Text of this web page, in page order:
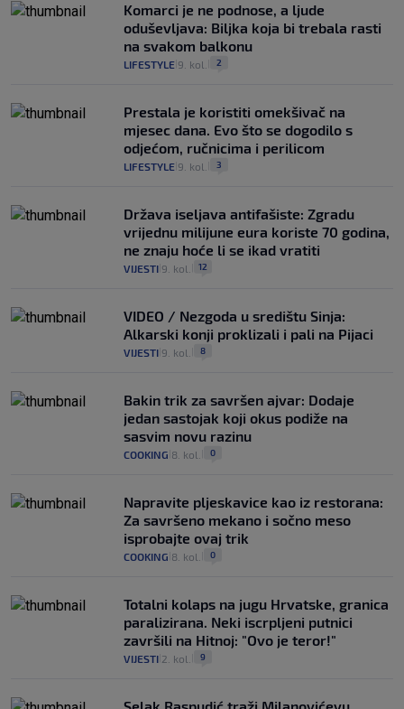
Komarci je ne podnose, a ljude
oduševljava: Biljka koja bi trebala rasti
na svakom balkonu
LIFESTYLE 9. kol. 2
Prestala je koristiti omekšivač na
mjesec dana. Evo što se dogodilo s
odjećom, ručnicima i perilicom
LIFESTYLE 9. kol. 3
Država iseljava antifašiste: Zgradu
vrijednu milijune eura koriste 70 godina,
ne znaju hoće li se ikad vratiti
VIJESTI 9. kol. 12
VIDEO / Nezgoda u središtu Sinja:
Alkarski konji proklizali i pali na Pijaci
VIJESTI 9. kol. 8
Bakin trik za savršen ajvar: Dodaje
jedan sastojak koji okus podiže na
sasvim novu razinu
COOKING 8. kol. 0
Napravite pljeskavice kao iz restorana:
Za savršeno mekano i sočno meso
isprobajte ovaj trik
COOKING 8. kol. 0
Totalni kolaps na jugu Hrvatske, granica
paralizirana. Neki iscrpljeni putnici
završili na Hitnoj: "Ovo je teror!"
VIJESTI 2. kol. 9